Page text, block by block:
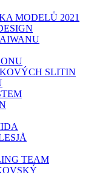
MODELŮ 2021
SLITIN
TEAM